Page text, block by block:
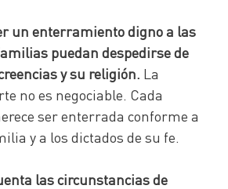
un enterramiento digno a las
puedan despedirse de
y su religión. La
no es negociable. Cada
ser enterrada conforme a
y a los dictados de su fe.
las circunstancias de